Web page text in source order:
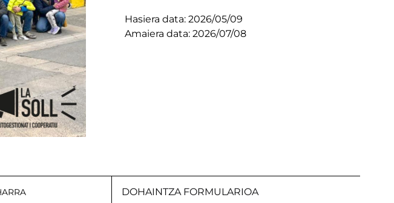
Hasiera data: 2026/05/09
Amaiera data: 2026/07/08
DOHAINTZA FORMULARIOA